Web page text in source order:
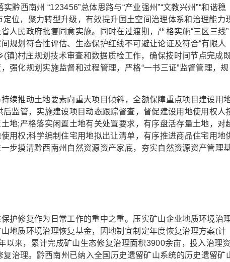
黔西南州 “123456”总体思路与“产业强州”“文教兴州”“和谐稳
定位，聚力转型升级，有效提升国土空间治理体系和治理能力
人民政府批复同意实施。同时在过渡期，严格实施“三区三线”
规划符合性评估、生态保护红线不可避让论证及符合“有限人
(镇)村庄规划技术审查和数据质检工作，确保按时间节点完成
强化规划实施监督和过程管理，严格“一书三证”监督管理，规
推动土地要素向重大项目倾斜，全额保障重点项目建设用
监管，实施建设项目动态跟踪督查，督促建设用地使用权人
地;严格落实闲置土地有关处置要求，有序盘活存量土地，对
用权;科学编制住宅用地拟出让清单，有序推进商品住宅用地
步摸清黔西南州自然资源资产家底，夯实自然资源资产管理
修复作为日常工作的重中之重。压实矿山企业地质环境治
地质环境治理恢复基金，因地制宜制定年度恢复治理方案(计
以来，累计完成矿山生态修复治理面积3900余亩，投入治理
治理。黔西南州已纳入全国历史遗留矿山系统的历史遗留矿